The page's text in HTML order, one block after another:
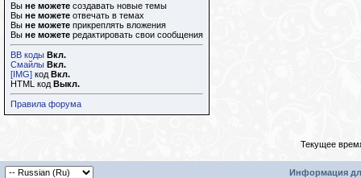
Вы не можете создавать новые темы
Вы не можете отвечать в темах
Вы не можете прикреплять вложения
Вы не можете редактировать свои сообщения
BB коды Вкл.
Смайлы Вкл.
[IMG] код Вкл.
HTML код Выкл.
Правила форума
Текущее
Информация